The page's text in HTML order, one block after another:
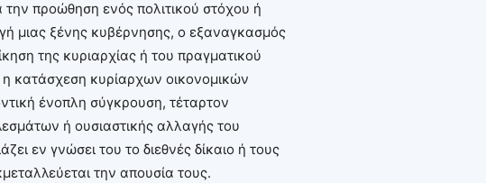
την προώθηση ενός πολιτικού στόχου ή
μιας ξένης κυβέρνησης, ο εξαναγκασμός
της κυριαρχίας ή του πραγματικού
κατάσχεση κυρίαρχων οικονομικών
ένοπλη σύγκρουση, τέταρτον
ή ουσιαστικής αλλαγής του
εν γνώσει του το διεθνές δίκαιο ή τους
την απουσία τους.